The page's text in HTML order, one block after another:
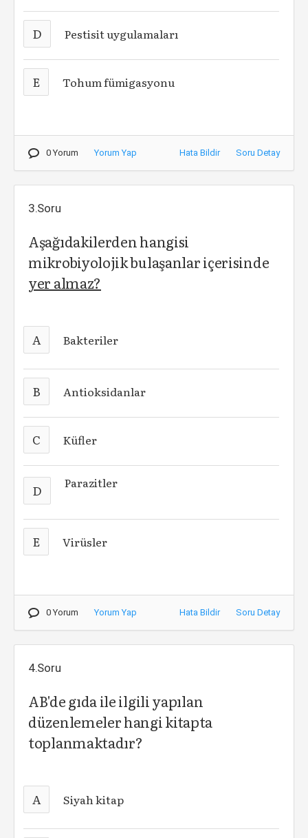
D Pestisit uygulamaları
E Tohum fümigasyonu
0 Yorum Yorum Yap Hata Bildir Soru Detay
3.Soru
Aşağıdakilerden hangisi
mikrobiyolojik bulaşanlar içerisinde
yer almaz?
A Bakteriler
B Antioksidanlar
C Küfler
D Parazitler
E Virüsler
0 Yorum Yorum Yap Hata Bildir Soru Detay
4.Soru
AB'de gıda ile ilgili yapılan
düzenlemeler hangi kitapta
toplanmaktadır?
A Siyah kitap